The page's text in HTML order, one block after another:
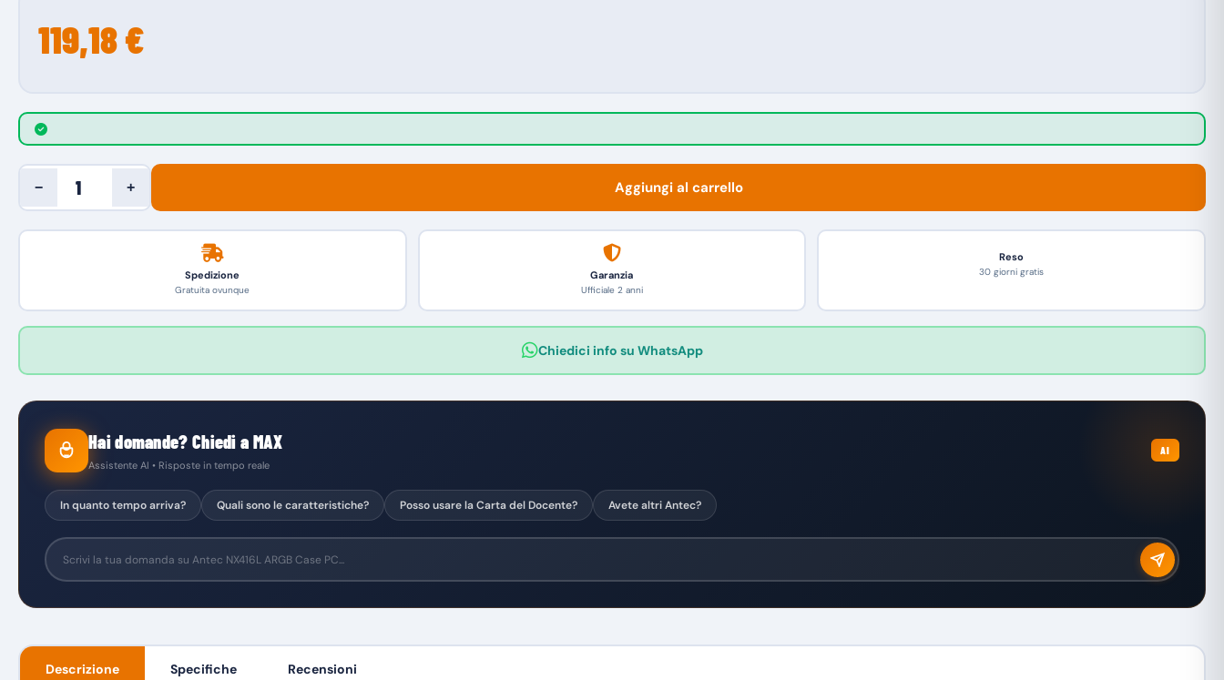
119,18 €
− + Aggiungi al carrello
Spedizione
Gratuita ovunque
Garanzia
Ufficiale 2 anni
Reso
30 giorni gratis
Chiedici info su WhatsApp
Hai domande? Chiedi a MAX
Assistente AI • Risposte in tempo reale
AI
In quanto tempo arriva? Quali sono le caratteristiche? Posso usare la Carta del Docente? Avete altri Antec?
Descrizione Specifiche Recensioni